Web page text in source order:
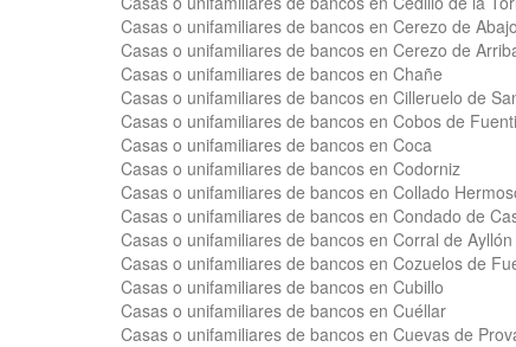
Casas o unifamiliares de bancos en Cerezo de Abajo
Casas o unifamiliares de bancos en Cerezo de
Casas o unifamiliares de bancos en Chañe
Casas o unifamiliares de bancos en Cilleruelo de
Casas o unifamiliares de bancos en Cobos de
Casas o unifamiliares de bancos en Coca
Casas o unifamiliares de bancos en Codorniz
Casas o unifamiliares de bancos en Collado
Casas o unifamiliares de bancos en Condado de
Casas o unifamiliares de bancos en Corral de Ayllón
Casas o unifamiliares de bancos en Cozuelos de
Casas o unifamiliares de bancos en Cubillo
Casas o unifamiliares de bancos en Cuéllar
Casas o unifamiliares de bancos en Cuevas de